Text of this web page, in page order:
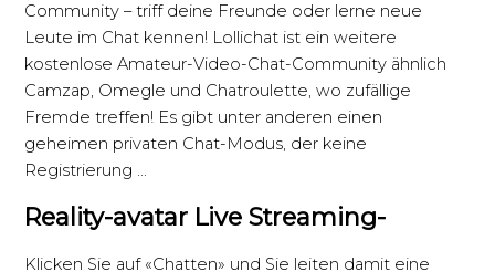
Community – triff deine Freunde oder lerne neue
Leute im Chat kennen! Lollichat ist ein weitere
kostenlose Amateur-Video-Chat-Community ähnlich
Camzap, Omegle und Chatroulette, wo zufällige
Fremde treffen! Es gibt unter anderen einen
geheimen privaten Chat-Modus, der keine
Registrierung …
Reality-avatar Live Streaming-
Klicken Sie auf «Chatten» und Sie leiten damit eine